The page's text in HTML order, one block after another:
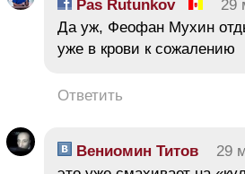
Pas Rutunkov 29
Да уж, Феофан Мухин
уже в крови к сожалению
Ответить
Вениомин Титов 29